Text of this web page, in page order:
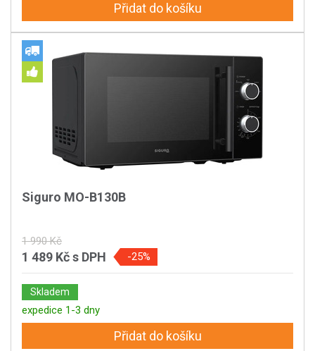
Přidat do košíku
Siguro MO-B130B
1 990 Kč
1 489 Kčs DPH -25%
Skladem
expedice 1-3 dny
Přidat do košíku